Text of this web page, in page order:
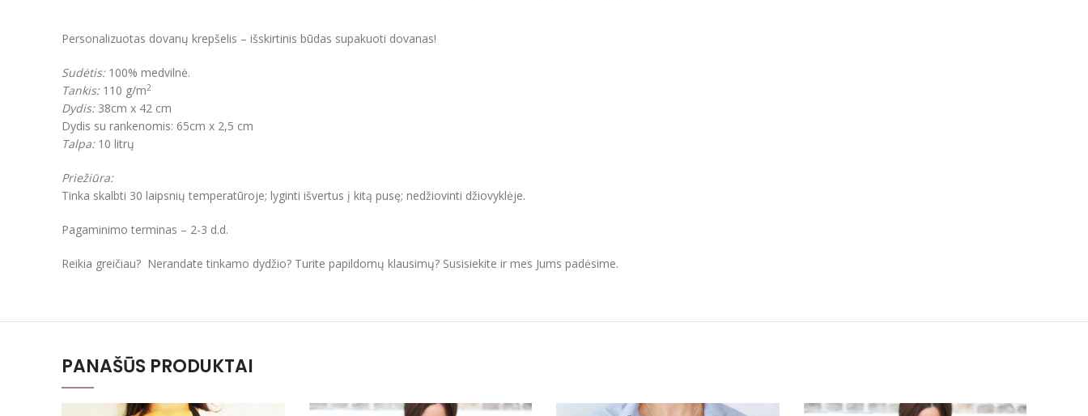
Personalizuotas dovanų krepšelis – išskirtinis būdas supakuoti dovanas!
Sudėtis: 100% medvilnė.
Tankis:110 g/m2
Dydis:38cm x 42 cm
Dydis su rankenomis: 65cm x 2,5 cm
Talpa:10 litrų
Priežiūra:
Tinka skalbti 30 laipsnių temperatūroje; lyginti išvertus į kitą pusę; nedžiovinti džiovyklėje.
Pagaminimo terminas – 2-3 d.d.
Reikia greičiau? Nerandate tinkamo dydžio? Turite papildomų klausimų? Susisiekite ir mes Jums padėsime.
PANAŠŪS PRODUKTAI